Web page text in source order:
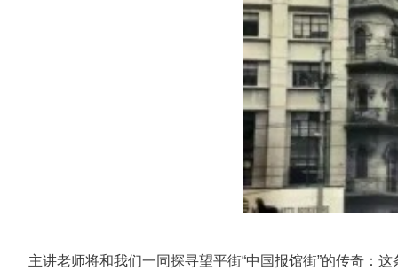
主讲老师将和我们一同探寻望平街“中国报馆街”的传奇：